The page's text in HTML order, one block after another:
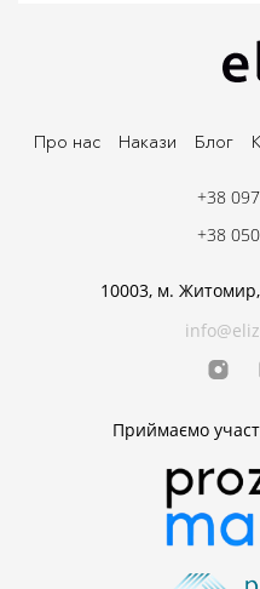
Про нас Накази Блог
10003, м.
Приймаємо
+38
+38